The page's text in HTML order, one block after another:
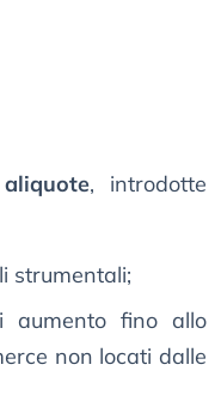
, introdotte
strumentali;
aumento fino allo
non locati dalle